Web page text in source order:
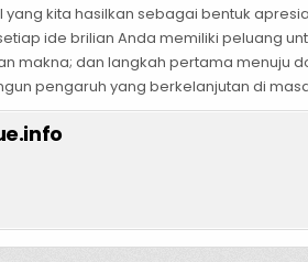
kita hasilkan sebagai bentuk
ide brilian Anda memiliki peluang
makna; dan langkah pertama menuju
pengaruh yang berkelanjutan di